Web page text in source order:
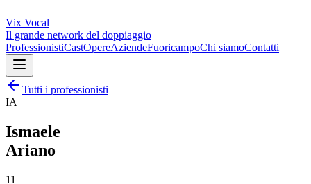
Vix Vocal
Il grande network del doppiaggio
ProfessionistiCastOpereAziendeFuoricampoChi siamoContatti
Tutti i professionisti
IA
Ismaele
Ariano
11